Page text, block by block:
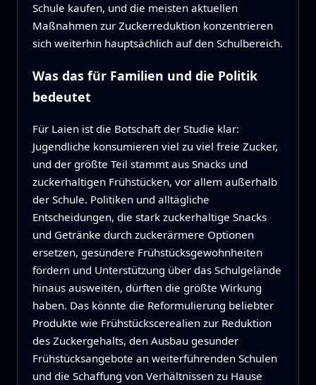
Schule kaufen, und die meisten aktuellen
Maßnahmen zur Zuckerreduktion konzentrieren
sich weiterhin hauptsächlich auf den Schulbereich.
Was das für Familien und die Politik
bedeutet
Für Laien ist die Botschaft der Studie klar:
Jugendliche konsumieren viel zu viel freie Zucker,
und der größte Teil stammt aus Snacks und
zuckerhaltigen Frühstücken, vor allem außerhalb
der Schule. Politiken und alltägliche
Entscheidungen, die stark zuckerhaltige Snacks
und Getränke durch zuckerärmere Optionen
ersetzen, gesündere Frühstücksgewohnheiten
fördern und Unterstützung über das Schulgelände
hinaus ausweiten, dürften die größte Wirkung
haben. Das könnte die Reformulierung beliebter
Produkte wie Frühstückscerealien zur Reduktion
des Zuckergehalts, den Ausbau gesunder
Frühstücksangebote an weiterführenden Schulen
und die Schaffung von Verhältnissen zu Hause